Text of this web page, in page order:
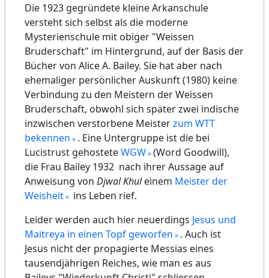
Die 1923 gegründete kleine Arkanschule
versteht sich selbst als die moderne
Mysterienschule mit obiger "Weissen
Bruderschaft" im Hintergrund, auf der Basis der
Bücher von Alice A. Bailey. Sie hat aber nach
ehemaliger persönlicher Auskunft (1980) keine
Verbindung zu den Meistern der Weissen
Bruderschaft, obwohl sich später zwei indische
inzwischen verstorbene Meisterzum WTT
bekennen
. Eine Untergruppe ist die bei
Lucistrust gehosteteWGW (Word Goodwill),
die Frau Bailey 1932 nach ihrer Aussage auf
Anweisung von Djwal Khuleinem Meister der
Weisheit
ins Leben rief.
Leider werden auch hier neuerdings Jesus und
Maitreya in einen Topf geworfen
. Auch ist
Jesus nicht der propagierte Messias eines
tausendjährigen Reiches, wie man es aus